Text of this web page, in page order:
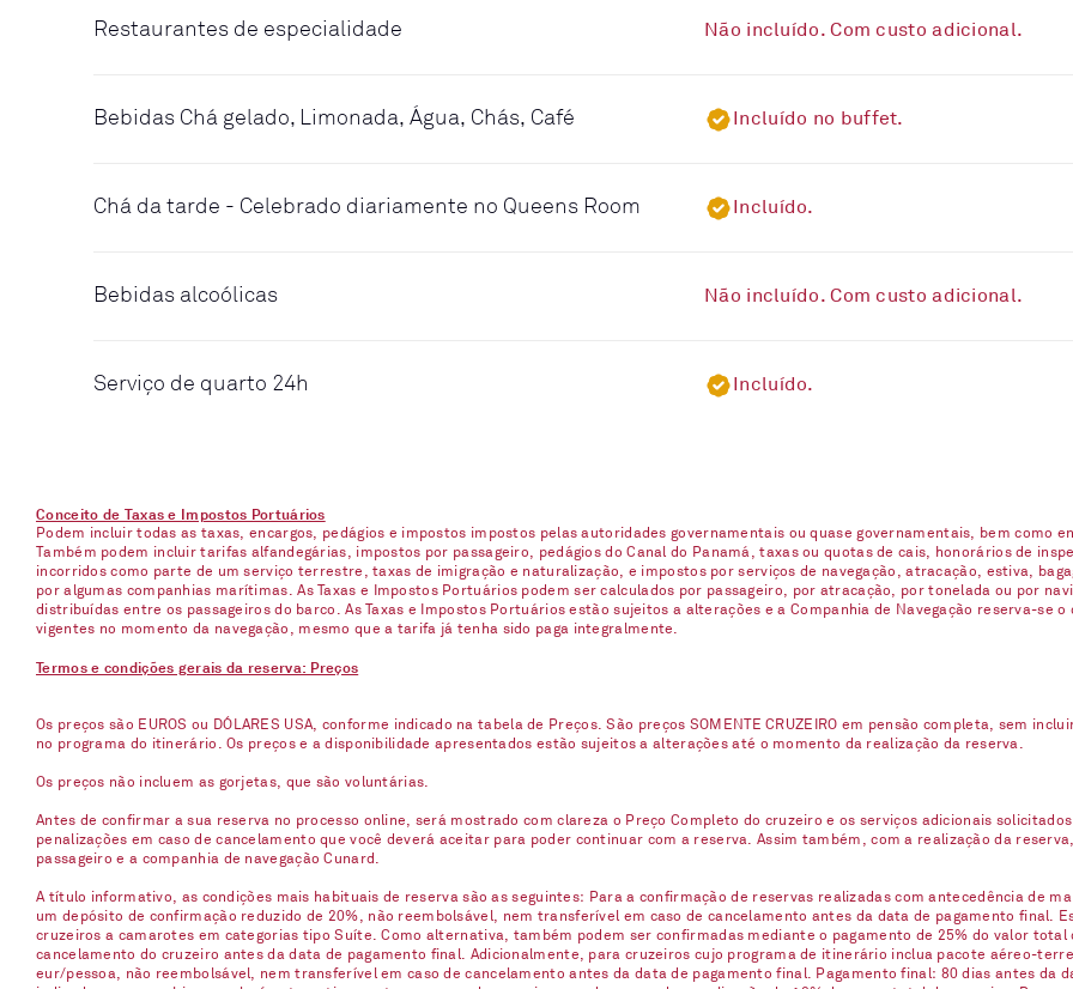
Restaurantes de especialidade Não incluído. Com custo adicional.
Bebidas Chá gelado, Limonada, Água, Chás, Café Incluído no buffet.
Chá da tarde - Celebrado diariamente no Queens Room Incluído.
Bebidas alcoólicas Não incluído. Com custo adicional.
Serviço de quarto 24h Incluído.
Conceito de Taxas e Impostos Portuários
Podem incluir todas as taxas, encargos, pedágios e impostos impostos pelas autoridades governamentais ou quase governamentais, bem como
Também podem incluir tarifas alfandegárias, impostos por passageiro, pedágios do Canal do Panamá, taxas ou quotas de cais, honorários de
incorridos como parte de um serviço terrestre, taxas de imigração e naturalização, e impostos por serviços de navegação, atracação, estiva,
por algumas companhias marítimas. As Taxas e Impostos Portuários podem ser calculados por passageiro, por atracação, por tonelada ou por
distribuídas entre os passageiros do barco. As Taxas e Impostos Portuários estão sujeitos a alterações e a Companhia de Navegação reserva-se
vigentes no momento da navegação, mesmo que a tarifa já tenha sido paga integralmente.
Termos e condições gerais da reserva: Preços
Os preços são EUROS ou DÓLARES USA, conforme indicado na tabela de Preços. São preços SOMENTE CRUZEIRO em pensão completa, sem
no programa do itinerário. Os preços e a disponibilidade apresentados estão sujeitos a alterações até o momento da realização da reserva.
Os preços não incluem as gorjetas, que são voluntárias.
Antes de confirmar a sua reserva no processo online, será mostrado com clareza o Preço Completo do cruzeiro e os serviços adicionais
penalizações em caso de cancelamento que você deverá aceitar para poder continuar com a reserva. Assim também, com a realização da
passageiro e a companhia de navegação Cunard.
A título informativo, as condições mais habituais de reserva são as seguintes: Para a confirmação de reservas realizadas com antecedência de
um depósito de confirmação reduzido de 20%, não reembolsável, nem transferível em caso de cancelamento antes da data de pagamento final.
cruzeiros a camarotes em categorias tipo Suíte. Como alternativa, também podem ser confirmadas mediante o pagamento de 25% do valor
cancelamento do cruzeiro antes da data de pagamento final. Adicionalmente, para cruzeiros cujo programa de itinerário inclua pacote aéreo-
eur/pessoa, não reembolsável, nem transferível em caso de cancelamento antes da data de pagamento final. Pagamento final: 80 dias antes da